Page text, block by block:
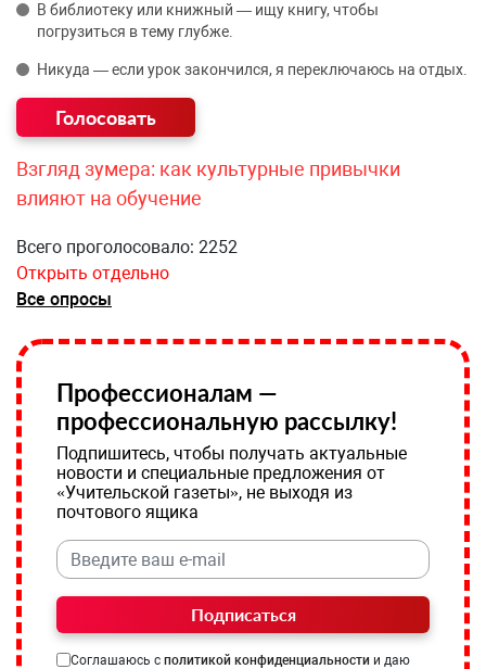
В библиотеку или книжный — ищу книгу, чтобы
погрузиться в тему глубже.
Никуда — если урок закончился, я переключаюсь на отдых.
Взгляд зумера: как культурные привычки
влияют на обучение
Всего проголосовало: 2252
Открыть отдельно
Все опросы
Профессионалам —
профессиональную рассылку!
Подпишитесь, чтобы получать актуальные
новости и специальные предложения от
«Учительской газеты», не выходя из
почтового ящика
Подписаться
Соглашаюсь с политикой конфиденциальности и даю